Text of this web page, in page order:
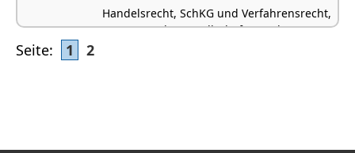
Handelsrecht, SchKG und Verfahrensrecht,
Vertragsrecht, Gesellschafts- und
Seite: 1 2